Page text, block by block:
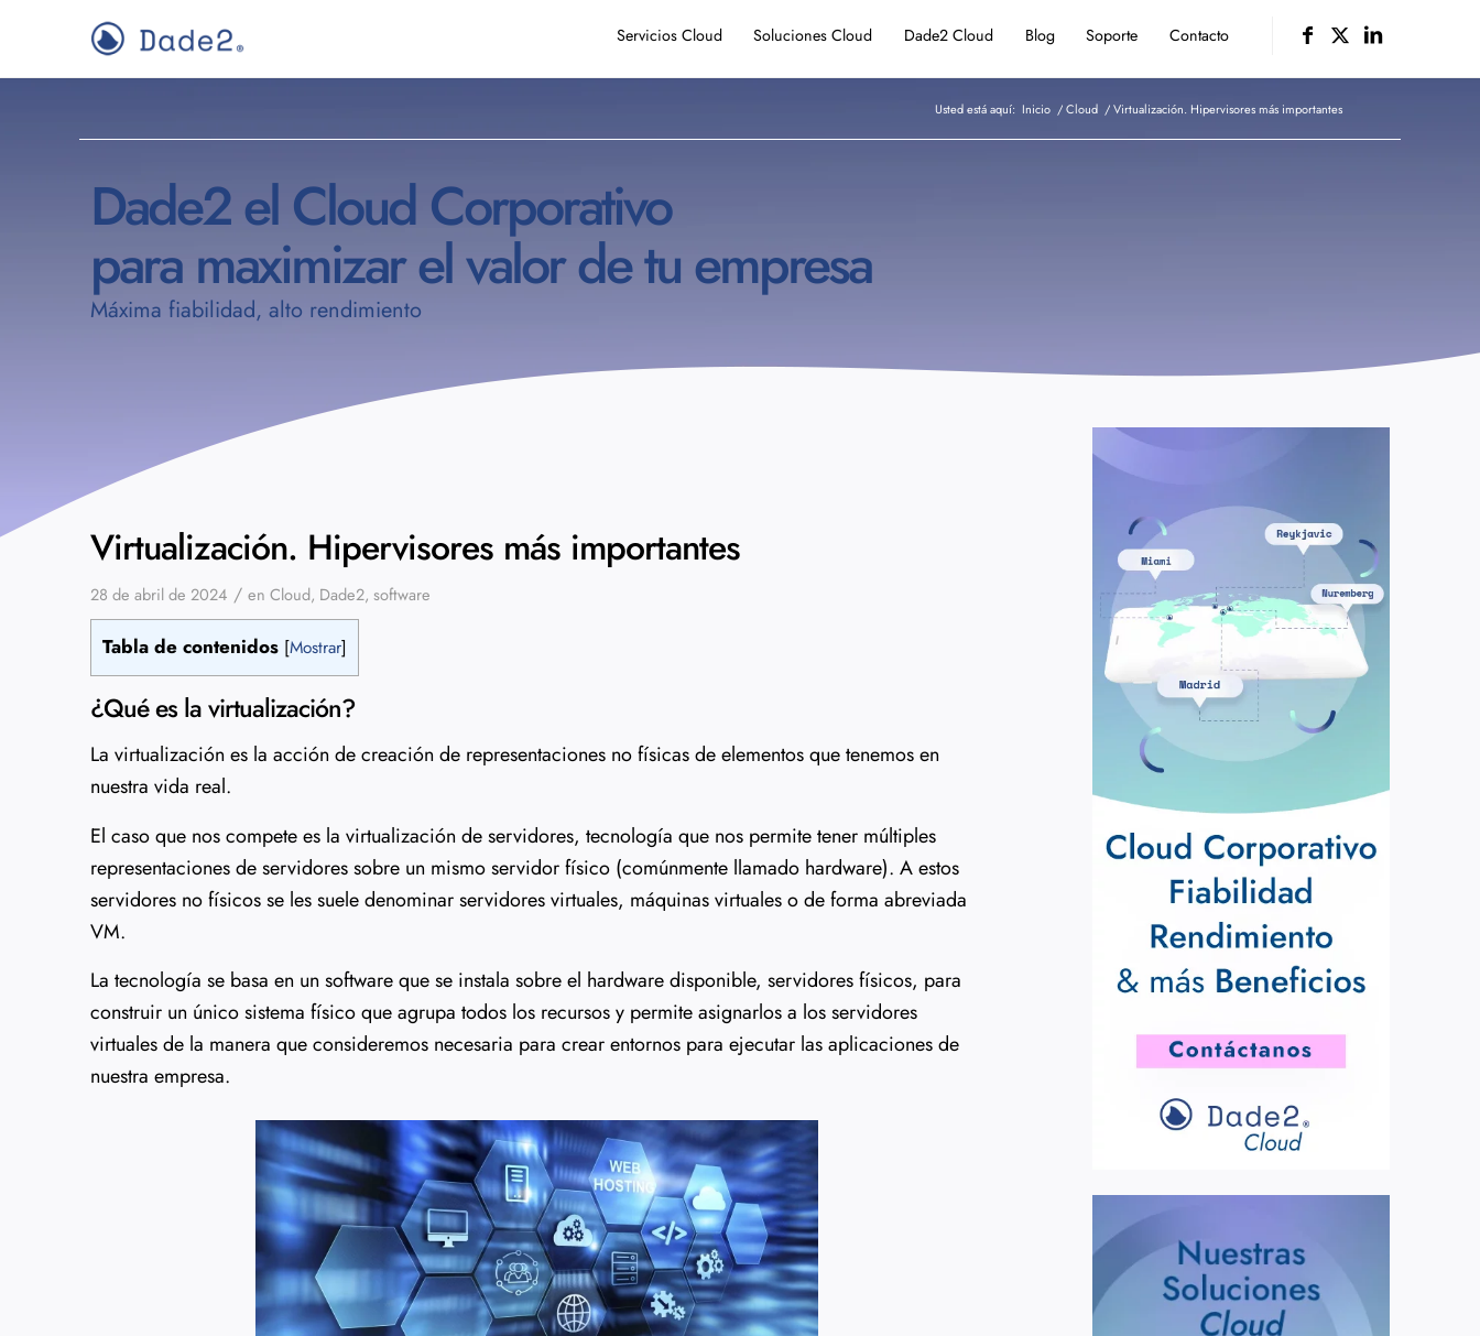
Servicios Cloud Soluciones Cloud Dade2 Cloud Blog Soporte Contacto
Usted está aquí: Inicio /Cloud /Virtualización. Hipervisores más importantes
Dade2 el Cloud Corporativo
para maximizar el valor de tu empresa
Máxima fiabilidad, alto rendimiento
Virtualización. Hipervisores más importantes
28 de abril de 2024 / en Cloud, Dade2, software
Tabla de contenidos [Mostrar]
¿Qué es la virtualización?
La virtualización es la acción de creación de representaciones no físicas de elementos que tenemos en
nuestra vida real.
El caso que nos compete es la virtualización de servidores, tecnología que nos permite tener múltiples
representaciones de servidores sobre un mismo servidor físico (comúnmente llamado hardware). A estos
servidores no físicos se les suele denominar servidores virtuales, máquinas virtuales o de forma abreviada
VM.
La tecnología se basa en un software que se instala sobre el hardware disponible, servidores físicos, para
construir un único sistema físico que agrupa todos los recursos y permite asignarlos a los servidores
virtuales de la manera que consideremos necesaria para crear entornos para ejecutar las aplicaciones de
nuestra empresa.